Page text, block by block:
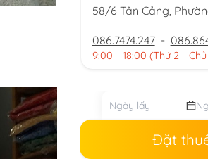
58/6 Tân Cảng,
086.7474.247 -
9:00 - 18:00 (Thứ 2 -
Đặt